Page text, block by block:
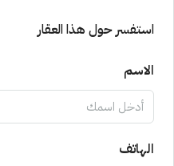
استفسر حول هذا العقار
الاسم
الهاتف